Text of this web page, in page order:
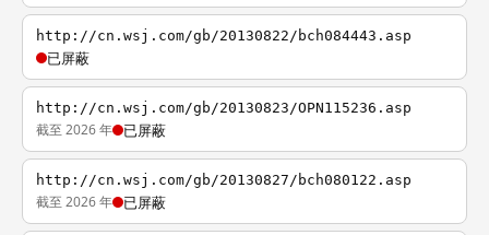
http://cn.wsj.com/gb/20130822/bch084443.asp
已屏蔽
http://cn.wsj.com/gb/20130823/OPN115236.asp
截至 2026 年 已屏蔽
http://cn.wsj.com/gb/20130827/bch080122.asp
截至 2026 年 已屏蔽